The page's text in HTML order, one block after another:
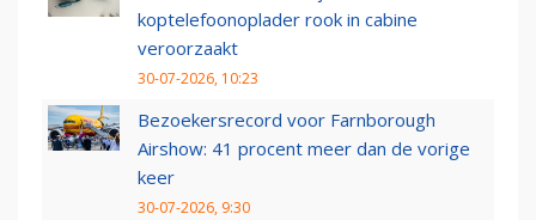
koptelefoonoplader rook in cabine
veroorzaakt
30-07-2026, 10:23
Bezoekersrecord voor Farnborough
Airshow: 41 procent meer dan de vorige
keer
30-07-2026, 9:30